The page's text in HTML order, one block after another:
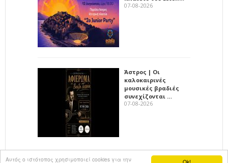
Αυτός ο ιστότοπος χρησιμοποιεί cookies για την
07-08-2026
Άστρος | Οι
καλοκαιρινές
μουσικές βραδιές
συνεχίζονται …
07-08-2026